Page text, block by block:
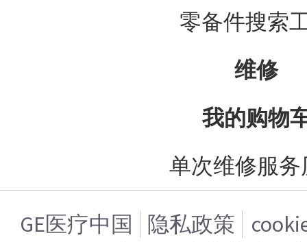
零备件搜索
维修
我的购物
单次维修服务
GE医疗中国 隐私政策